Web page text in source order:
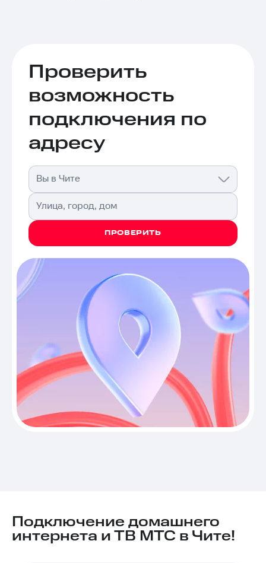
Проверить
возможность
подключения по
адресу
Вы в Чите
Улица, город, дом
ПРОВЕРИТЬ
Подключение домашнего
интернета и ТВ МТС в Чите!